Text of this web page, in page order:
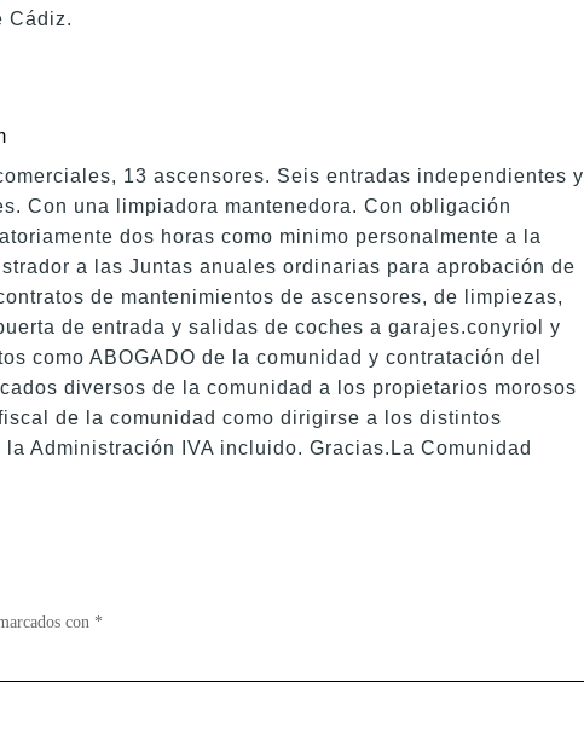
Cádiz.
13 ascensores. Seis entradas independientes y
Con una limpiadora mantenedora. Con obligación
dos horas como minimo personalmente a la
a las Juntas anuales ordinarias para aprobación de
de mantenimientos de ascensores, de limpiezas,
de entrada y salidas de coches a garajes.conyriol y
como ABOGADO de la comunidad y contratación del
diversos de la comunidad a los propietarios morosos
de la comunidad como dirigirse a los distintos
Administración IVA incluido. Gracias.La Comunidad
con *